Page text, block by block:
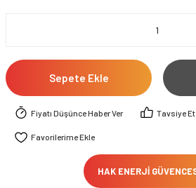
Sepete Ekle
Fiyatı Düşünce Haber Ver Tavsiye Et
HAK ENERJİ